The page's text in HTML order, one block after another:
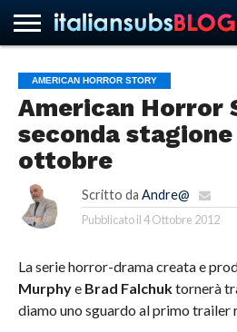
HOME
NEWS
ASCOLTI
RECENSIONI
INTERVISTE
CURIOSITÀ
CHI
SIAMO
CONTATTACI
FORUM
ITALIANSUBS
AMERICAN HORROR STORY
American Horror
seconda stagione
ottobre
Scritto da Andre@
Pubblicato il4 Ottobre 2012
La serie horror-drama creata e
Murphye Brad Falchuktornerà
diamo uno sguardo al primo trailer